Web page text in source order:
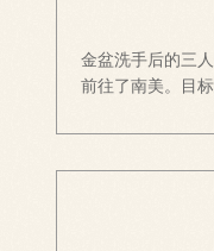
金盆洗手后的三
前往了南美。目